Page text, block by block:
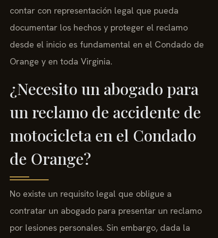
contar con representación legal que pueda
documentar los hechos y proteger el reclamo
desde el inicio es fundamental en el Condado de
Orange y en toda Virginia.
¿Necesito un abogado para
un reclamo de accidente de
motocicleta en el Condado
de Orange?
No existe un requisito legal que obligue a
contratar un abogado para presentar un reclamo
por lesiones personales. Sin embargo, dada la